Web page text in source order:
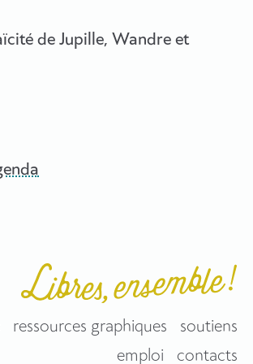
de Jupille, Wandre et
ressources graphiques
soutiens
emploi
contacts